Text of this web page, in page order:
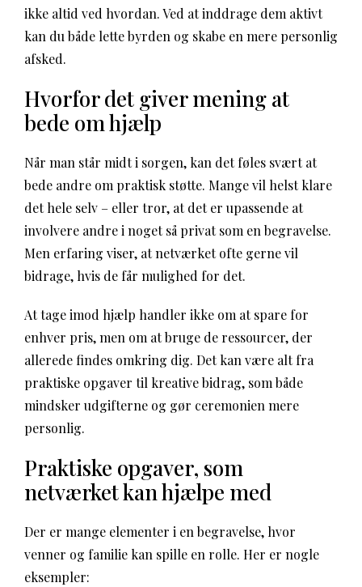
ikke altid ved hvordan. Ved at inddrage dem aktivt
kan du både lette byrden og skabe en mere personlig
afsked.
Hvorfor det giver mening at
bede om hjælp
Når man står midt i sorgen, kan det føles svært at
bede andre om praktisk støtte. Mange vil helst klare
det hele selv – eller tror, at det er upassende at
involvere andre i noget så privat som en begravelse.
Men erfaring viser, at netværket ofte gerne vil
bidrage, hvis de får mulighed for det.
At tage imod hjælp handler ikke om at spare for
enhver pris, men om at bruge de ressourcer, der
allerede findes omkring dig. Det kan være alt fra
praktiske opgaver til kreative bidrag, som både
mindsker udgifterne og gør ceremonien mere
personlig.
Praktiske opgaver, som
netværket kan hjælpe med
Der er mange elementer i en begravelse, hvor
venner og familie kan spille en rolle. Her er nogle
eksempler: